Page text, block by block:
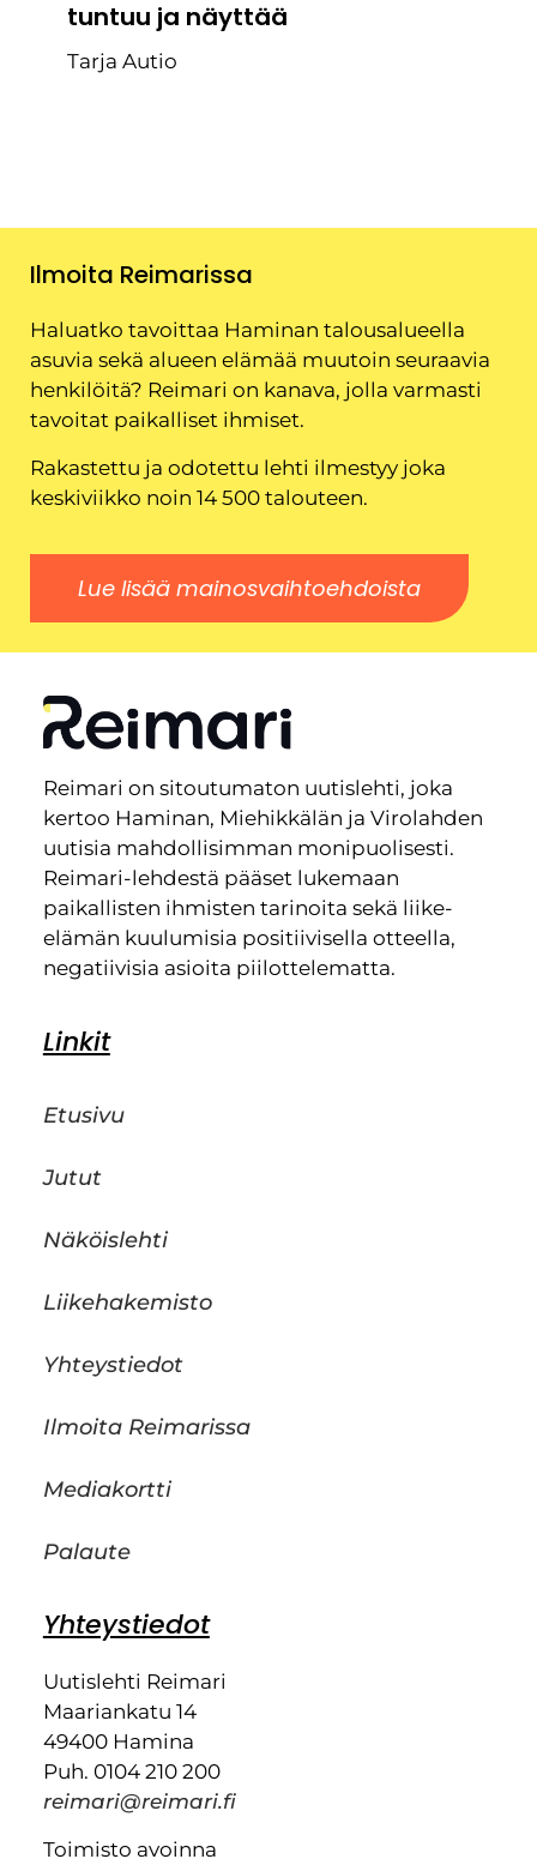
tuntuu ja näyttää
Tarja Autio
Ilmoita Reimarissa
Haluatko tavoittaa Haminan talousalueella
asuvia sekä alueen elämää muutoin seuraavia
henkilöitä? Reimari on kanava, jolla varmasti
tavoitat paikalliset ihmiset.
Rakastettu ja odotettu lehti ilmestyy joka
keskiviikko noin 14 500 talouteen.
Lue lisää mainosvaihtoehdoista
Reimari on sitoutumaton uutislehti, joka
kertoo Haminan, Miehikkälän ja Virolahden
uutisia mahdollisimman monipuolisesti.
Reimari-lehdestä pääset lukemaan
paikallisten ihmisten tarinoita sekä liike-
elämän kuulumisia positiivisella otteella,
negatiivisia asioita piilottelematta.
Linkit
Etusivu
Jutut
Näköislehti
Liikehakemisto
Yhteystiedot
Ilmoita Reimarissa
Mediakortti
Palaute
Yhteystiedot
Uutislehti Reimari
Maariankatu 14
49400 Hamina
Puh. 0104 210 200
reimari@reimari.fi
Toimisto avoinna